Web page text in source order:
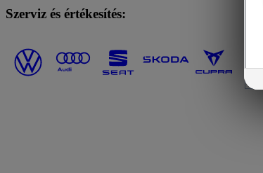
Szerviz és értékesítés: